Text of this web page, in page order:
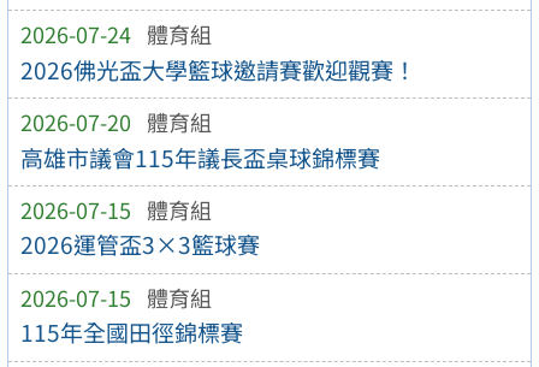
2026-07-24 體育組
2026佛光盃大學籃球邀請賽歡迎觀賽！
2026-07-20 體育組
高雄市議會115年議長盃桌球錦標賽
2026-07-15 體育組
2026運管盃3×3籃球賽
2026-07-15 體育組
115年全國田徑錦標賽